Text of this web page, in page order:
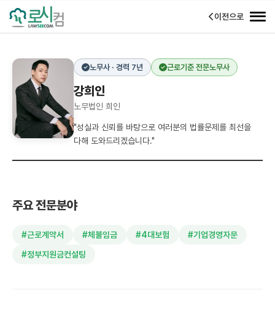
이전으로
노무사 · 경력 7년 근로기준 전문노무사
강희인
노무법인 희인
"성실과 신뢰를 바탕으로 여러분의 법률문제를 최선을
다해 도와드리겠습니다."
주요 전문분야
#근로계약서 #체불임금 #4대보험
#기업경영자문
#정부지원금컨설팅